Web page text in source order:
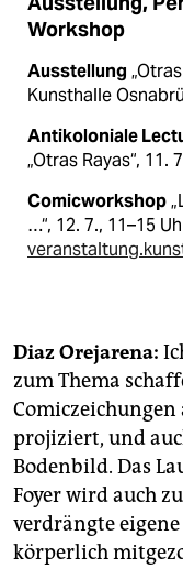
Workshop
Ausstellung
Kunsthalle
Antikoloniale
„Otras Rayas“, 11.
Comicworkshop
…“, 12. 7., 11–15
Diaz Orejarena:
zum Thema
projiziert, und
Bodenbild. Das
Foyer wird auch
verdrängte
körperlich